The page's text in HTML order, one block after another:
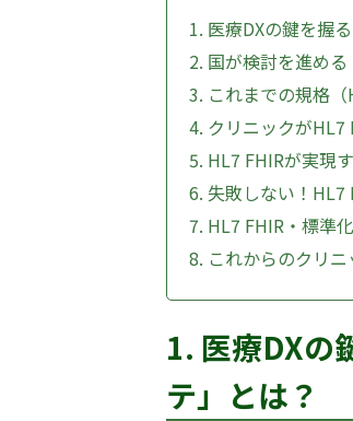
1. 医療DXの鍵を握
2. 国が検討を進め
3. これまでの規格
4. クリニックがHL7
5. HL7 FHIRが実現
6. 失敗しない！HL7
7. HL7 FHIR・標準
8. これからのクリ
1. 医療DXの
テ」とは？